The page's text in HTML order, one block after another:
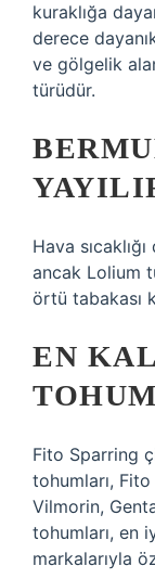
kuraklığa
derece
ve gölgelik
türüdür.
Hava
ancak Lolium
örtü tabakası
EN
Fito Sparring
tohumları,
Vilmorin,
tohumları, en
markalarıyla